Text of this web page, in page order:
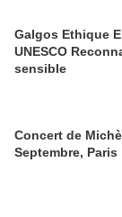
Galgos Ethique
UNESCO
sensible
Concert de
Septembre, Paris